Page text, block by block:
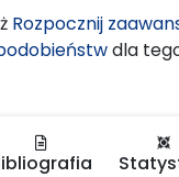
Rozpocznij
dla